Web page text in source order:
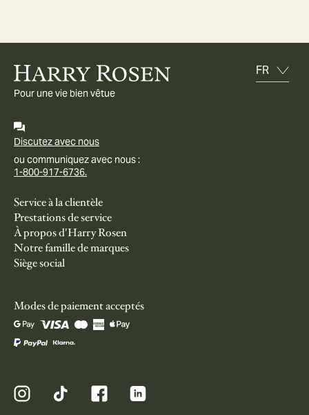
Pour une vie bien vêtue
Discutez avec nous
ou communiquez avec nous :
1-800-917-6736.
Service à la clientèle
Prestations de service
À propos d'Harry Rosen
Notre famille de marques
Siège social
Modes de paiement acceptés